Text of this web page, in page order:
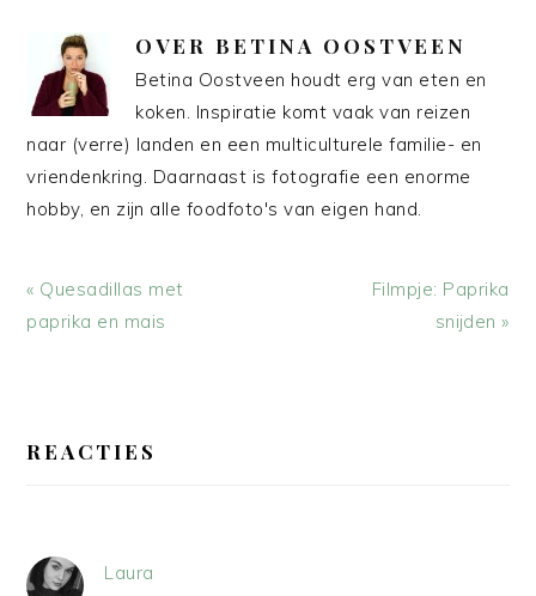
OVER BETINA OOSTVEEN
Betina Oostveen houdt erg van eten en
koken. Inspiratie komt vaak van reizen
naar (verre) landen en een multiculturele familie- en
vriendenkring. Daarnaast is fotografie een enorme
hobby, en zijn alle foodfoto's van eigen hand.
Vorig
bericht:
« Quesadillas met
paprika en mais
Volgend
Filmpje: Paprika
snijden »
INTERACTIES
REACTIES
Laura